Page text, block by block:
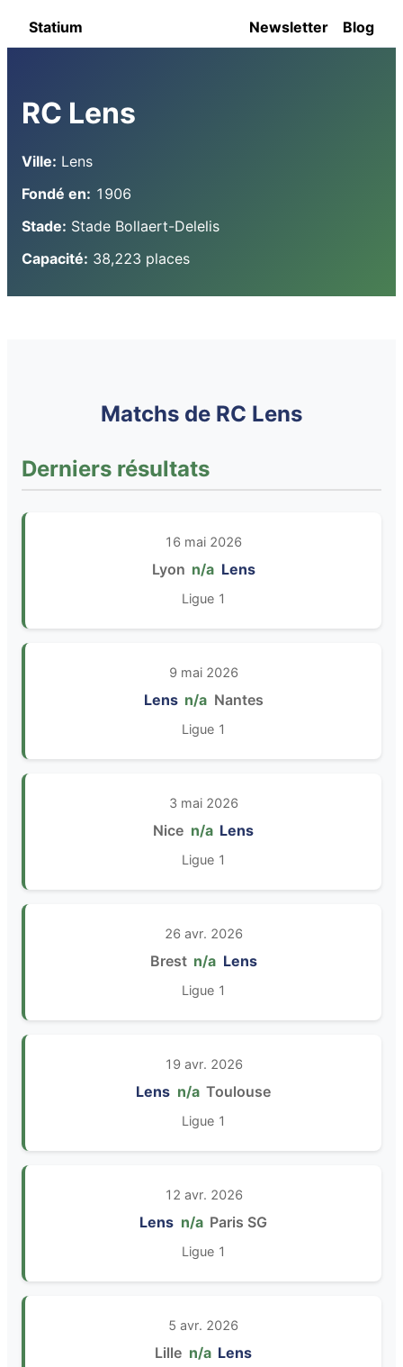
Statium Newsletter Blog
RC Lens
Ville: Lens
Fondé en: 1906
Stade: Stade Bollaert-Delelis
Capacité: 38,223 places
Matchs de RC Lens
Derniers résultats
16 mai 2026
Lyon n/a Lens
Ligue 1
9 mai 2026
Lens n/a Nantes
Ligue 1
3 mai 2026
Nice n/a Lens
Ligue 1
26 avr. 2026
Brest n/a Lens
Ligue 1
19 avr. 2026
Lens n/a Toulouse
Ligue 1
12 avr. 2026
Lens n/a Paris SG
Ligue 1
5 avr. 2026
Lille n/a Lens